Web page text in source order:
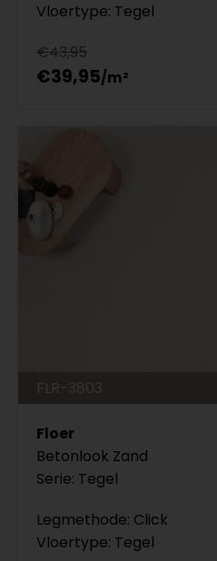
Vloertype: Tegel
€43,95
€39,95
FLR-3803
Floer
Betonlook Zand
Serie: Tegel
Legmethode: Click
Vloertype: Tegel